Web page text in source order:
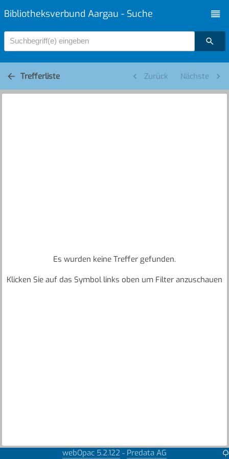
Bibliotheksverbund Aargau - Suche
Suchbegriff(e) eingeben
Trefferliste Zurück Nächste
Es wurden keine Treffer gefunden.
Klicken Sie auf das Symbol links oben um Filter anzuschauen
webOpac 5.2.122 - Predata AG